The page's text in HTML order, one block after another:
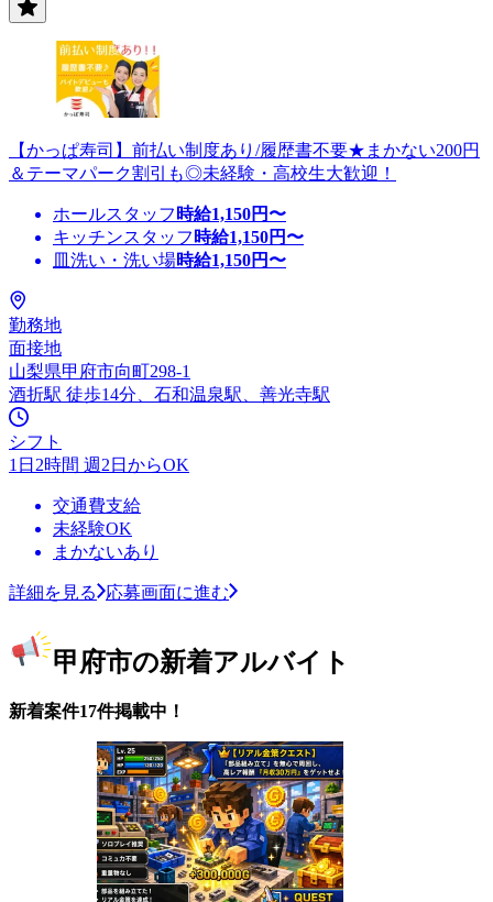
【かっぱ寿司】前払い制度あり/履歴書不要★まかない200円
＆テーマパーク割引も◎未経験・高校生大歓迎！
ホールスタッフ 時給1,150円〜
キッチンスタッフ 時給1,150円〜
皿洗い・洗い場時給1,150円〜
勤務地
面接地
山梨県甲府市向町298-1
酒折駅 徒歩14分、石和温泉駅、善光寺駅
シフト
1日2時間 週2日からOK
交通費支給
未経験OK
まかないあり
詳細を見る 応募画面に進む
甲府市の新着アルバイト
新着案件17件掲載中！